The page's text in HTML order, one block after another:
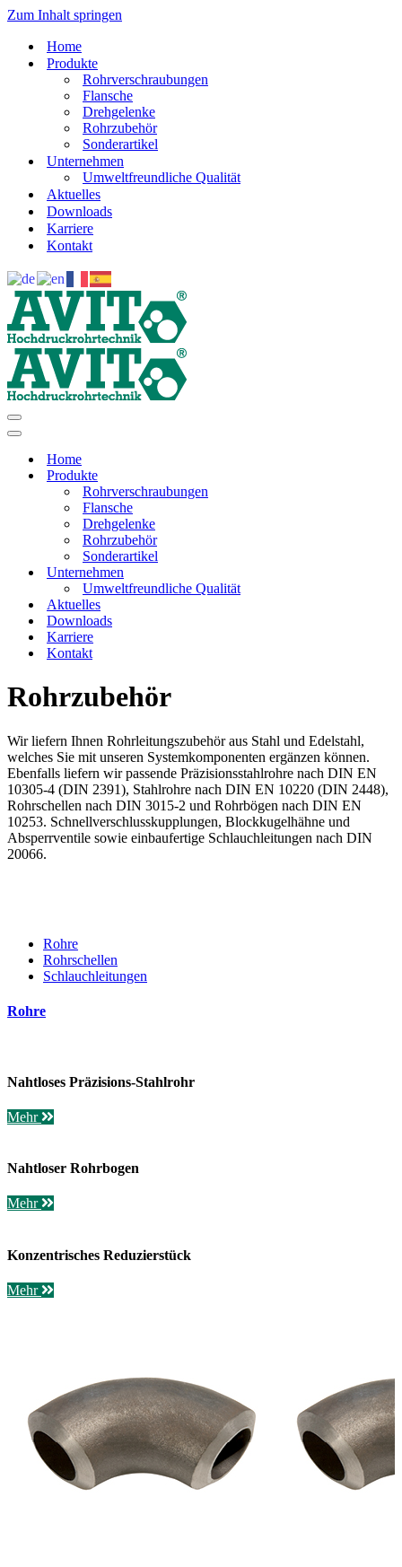
Zum Inhalt springen
Home
Produkte
Rohrverschraubungen
Flansche
Drehgelenke
Rohrzubehör
Sonderartikel
Unternehmen
Umweltfreundliche Qualität
Aktuelles
Downloads
Karriere
Kontakt
Navigations-
Menü
Navigations-
Home
Produkte
Rohrverschraubungen
Flansche
Drehgelenke
Rohrzubehör
Sonderartikel
Unternehmen
Umweltfreundliche Qualität
Aktuelles
Downloads
Karriere
Kontakt
Rohrzubehör
Wir liefern Ihnen Rohrleitungszubehör aus Stahl und Edelstahl,
welches Sie mit unseren Systemkomponenten ergänzen können.
Ebenfalls liefern wir passende Präzisionsstahlrohre nach DIN EN
10305-4 (DIN 2391), Stahlrohre nach DIN EN 10220 (DIN 2448),
Rohrschellen nach DIN 3015-2 und Rohrbögen nach DIN EN
10253. Schnellverschlusskupplungen, Blockkugelhähne und
Absperrventile sowie einbaufertige Schlauchleitungen nach DIN
20066.
Rohre
Rohrschellen
Schlauchleitungen
Rohre
Nahtloses Präzisions-Stahlrohr
Mehr
Nahtloser Rohrbogen
Mehr
Konzentrisches Reduzierstück
Mehr